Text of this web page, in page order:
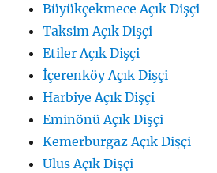
Büyükçekmece Açık Dişçi
Taksim Açık Dişçi
Etiler Açık Dişçi
İçerenköy Açık Dişçi
Harbiye Açık Dişçi
Eminönü Açık Dişçi
Kemerburgaz Açık Dişçi
Ulus Açık Dişçi